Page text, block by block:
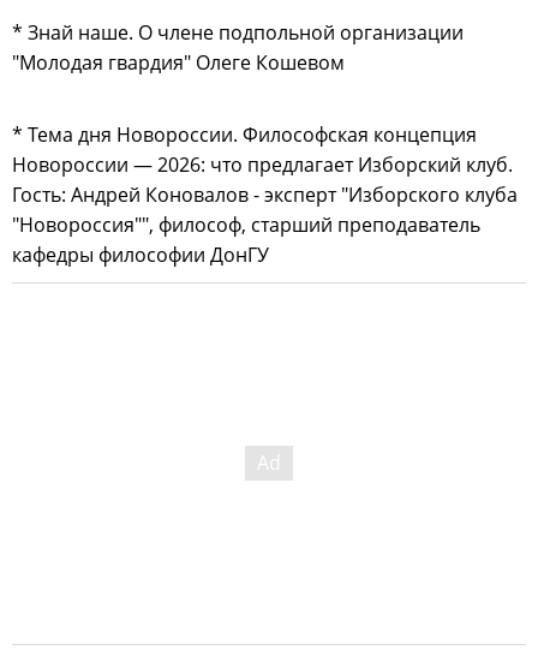
* Знай наше. О члене подпольной организации
"Молодая гвардия" Олеге Кошевом
* Тема дня Новороссии. Философская концепция
Новороссии — 2026: что предлагает Изборский клуб.
Гость: Андрей Коновалов - эксперт "Изборского клуба
"Новороссия"", философ, старший преподаватель
кафедры философии ДонГУ